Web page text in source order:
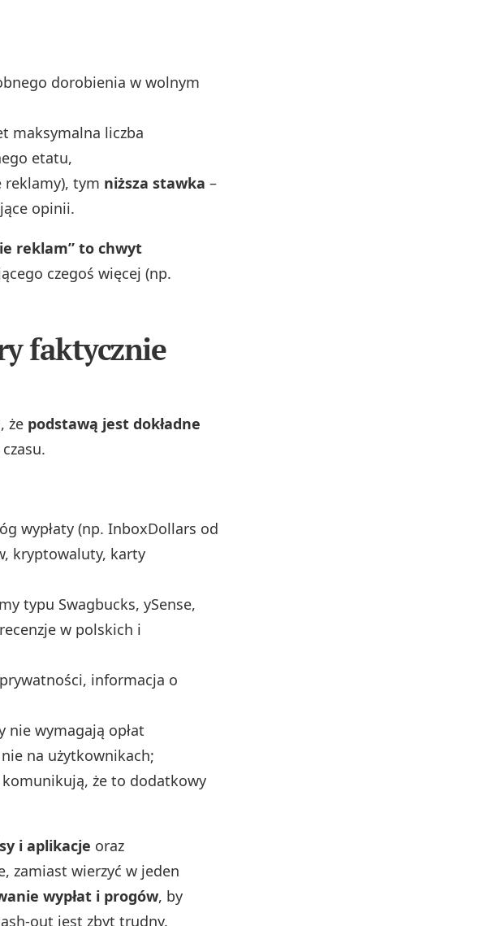
dorobienia w wolnym
maksymalna liczba
etatu,
reklamy), tym niższa stawka –
opinii.
reklam” to chwyt
czegoś więcej (np.
faktycznie
że podstawą jest dokładne
wypłaty (np. InboxDollars od
kryptowaluty, karty
typu Swagbucks, ySense,
w polskich i
informacja o
nie wymagają opłat
na użytkownikach;
że to dodatkowy
i aplikacje oraz
zamiast wierzyć w jeden
wypłat i progów, by
jest zbyt trudny.